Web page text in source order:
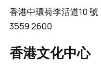
香港中環荷李活道10 號
3559 2600
香港文化中心